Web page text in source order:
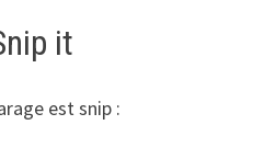
it
est snip :